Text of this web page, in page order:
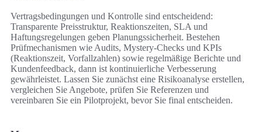
Vertragsbedingungen und Kontrolle sind entscheidend:
Transparente Preisstruktur, Reaktionszeiten, SLA und
Haftungsregelungen geben Planungssicherheit. Bestehen
Prüfmechanismen wie Audits, Mystery-Checks und KPIs
(Reaktionszeit, Vorfallzahlen) sowie regelmäßige Berichte und
Kundenfeedback, dann ist kontinuierliche Verbesserung
gewährleistet. Lassen Sie zunächst eine Risikoanalyse erstellen,
vergleichen Sie Angebote, prüfen Sie Referenzen und
vereinbaren Sie ein Pilotprojekt, bevor Sie final entscheiden.